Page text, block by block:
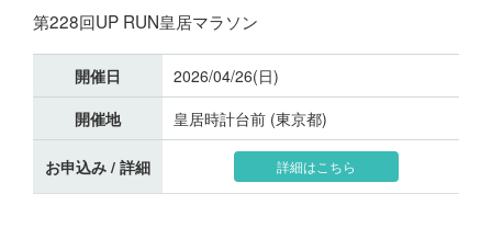
第228回UP RUN皇居マラソン
開催日
2026/04/26(日)
開催地
皇居時計台前 (東京都)
お申込み / 詳細 詳細はこちら